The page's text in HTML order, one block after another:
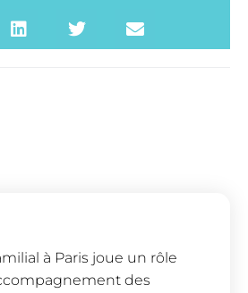
à Paris joue un rôle
des